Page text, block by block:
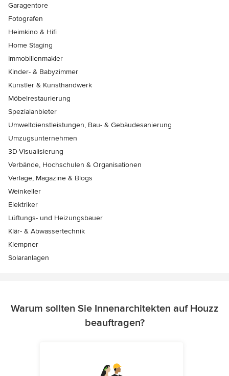
Garagentore
Fotografen
Heimkino & Hifi
Home Staging
Immobilienmakler
Kinder- & Babyzimmer
Künstler & Kunsthandwerk
Möbelrestaurierung
Spezialanbieter
Umweltdienstleistungen, Bau- & Gebäudesanierung
Umzugsunternehmen
3D-Visualisierung
Verbände, Hochschulen & Organisationen
Verlage, Magazine & Blogs
Weinkeller
Elektriker
Lüftungs- und Heizungsbauer
Klär- & Abwassertechnik
Klempner
Solaranlagen
Warum sollten Sie Innenarchitekten auf Houzz
beauftragen?